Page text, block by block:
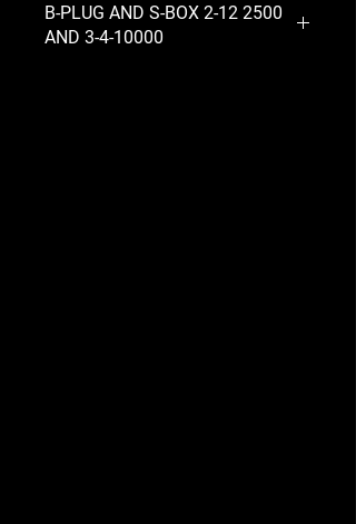
B-PLUG AND S-BOX 2-12 2500
AND 3-4-10000